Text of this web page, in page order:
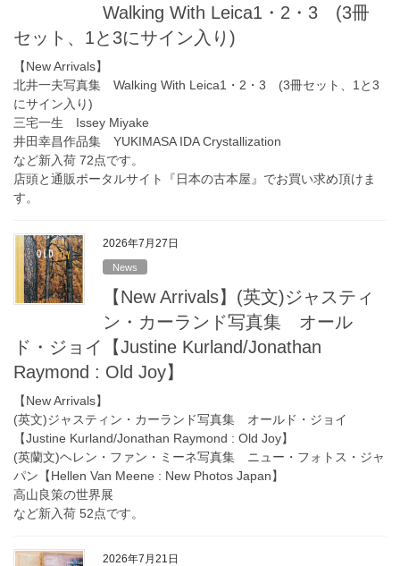
Walking With Leica1・2・3 (3冊
セット、1と3にサイン入り)
【New Arrivals】
北井一夫写真集 Walking With Leica1・2・3 (3冊セット、1と3
にサイン入り)
三宅一生 Issey Miyake
井田幸昌作品集 YUKIMASA IDA Crystallization
など新入荷 72点です。
店頭と通販ポータルサイト『日本の古本屋』でお買い求め頂けま
す。
2026年7月27日
News
【New Arrivals】(英文)ジャスティ
ン・カーランド写真集 オール
ド・ジョイ【Justine Kurland/Jonathan
Raymond : Old Joy】
【New Arrivals】
(英文)ジャスティン・カーランド写真集 オールド・ジョイ
【Justine Kurland/Jonathan Raymond : Old Joy】
(英蘭文)ヘレン・ファン・ミーネ写真集 ニュー・フォトス・ジャ
パン【Hellen Van Meene : New Photos Japan】
高山良策の世界展
など新入荷 52点です。
2026年7月21日